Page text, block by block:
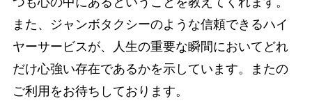
また、ジャンボタクシーのような信頼できるハイ
ヤーサービスが、人生の重要な瞬間においてどれ
だけ心強い存在であるかを示しています。またの
ご利用をお待ちしております。